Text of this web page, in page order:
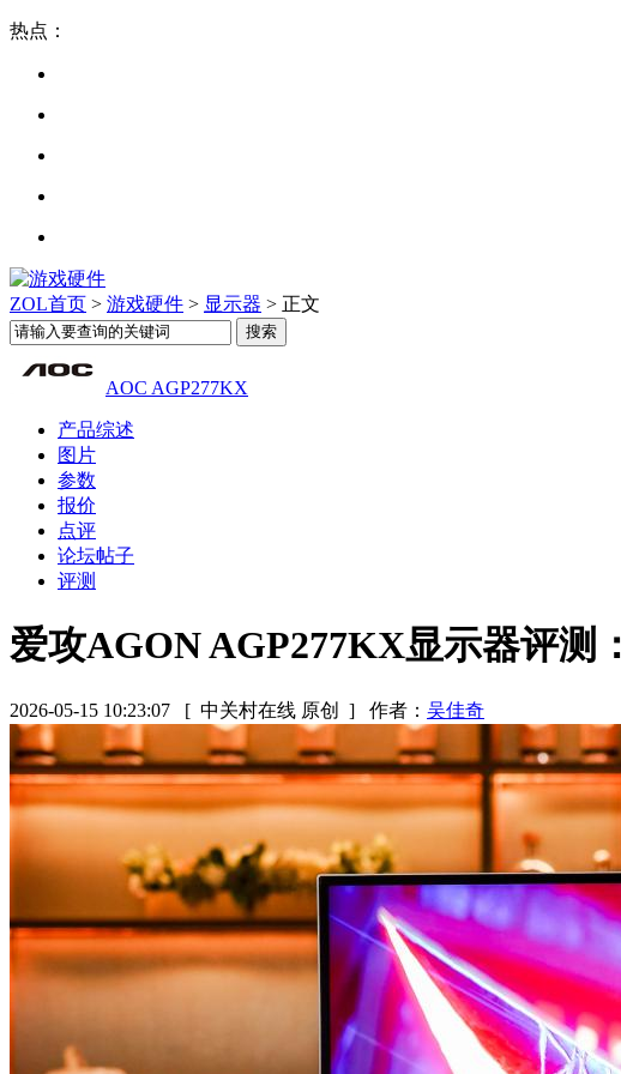
热点：
ZOL首页 > 游戏硬件 > 显示器 > 正文
AOC AGP277KX
产品综述
图片
参数
报价
点评
论坛帖子
评测
爱攻AGON AGP277KX显示器评测
2026-05-15 10:23:07 [ 中关村在线 原创 ] 作者： 吴佳奇